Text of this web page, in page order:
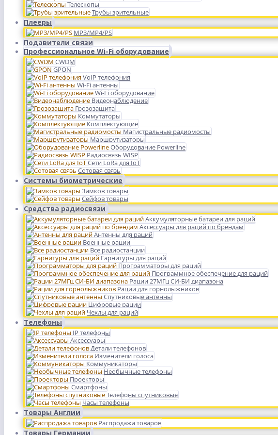
Телескопы
Трубы зрительные
Плееры
MP3/MP4/PS
Подавители связи
Профессиональное Wi-Fi оборудование
CWDM
GPON
VoIP телефония
Wi-Fi антенны
Wi-Fi оборудование
Видеонаблюдение
Грозозащита
Коммутаторы
Комплектующие
Магистральные радиомосты
Маршрутизаторы
Оборудование Powerline
Радиосвязь WISP
Сети LoRa для IoT
Сотовая связь
Системы биометрические
Замков товары
Сейфов товары
Средства радиосвязи
Аккумуляторные батареи для раций
Аксессуары для раций по брендам
Антенны для раций
Военные рации
Все радиостанции
Гарнитуры для раций
Программаторы для раций
Программное обеспечение для раций
Рации 27МГц СИ-БИ диапазона
Рации для горнолыжников
Спутниковые антенны
Цифровые рации
Чехлы для раций
Телефоны
IP телефоны
Аксессуары
Детали телефонов
Изменители голоса
Коммуникаторы
Необычные телефоны
Проекторы
Смартфоны
Телефоны спутниковые
Часы телефоны
Товары Англии
Распродажа товаров
Товары Германии